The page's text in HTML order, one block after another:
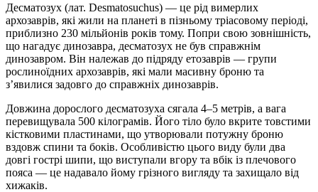
Десматозух (лат. Desmatosuchus) — це рід вимерлих
архозаврів, які жили на планеті в пізньому тріасовому періоді,
приблизно 230 мільйонів років тому. Попри свою зовнішність,
що нагадує динозавра, десматозух не був справжнім
динозавром. Він належав до підряду етозаврів — групи
рослиноїдних архозаврів, які мали масивну броню та
з’явилися задовго до справжніх динозаврів.
Довжина дорослого десматозуха сягала 4–5 метрів, а вага
перевищувала 500 кілограмів. Його тіло було вкрите товстими
кістковими пластинами, що утворювали потужну броню
вздовж спини та боків. Особливістю цього виду були два
довгі гострі шипи, що виступали вгору та вбік із плечового
пояса — це надавало йому грізного вигляду та захищало від
хижаків.